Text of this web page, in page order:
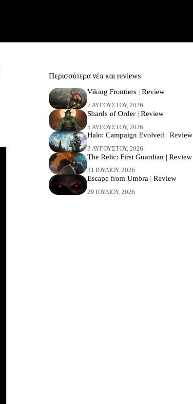
Περισσότερα νέα και reviews
Viking Frontiers | Review
7 ΑΥΓΟΎΣΤΟΥ, 2026
Shards of Order | Review
5 ΑΥΓΟΎΣΤΟΥ, 2026
Halo: Campaign Evolved | Review
3 ΑΥΓΟΎΣΤΟΥ, 2026
The Relic: First Guardian | Review
31 ΙΟΥΛΊΟΥ, 2026
Escape from Umbra | Review
29 ΙΟΥΛΊΟΥ, 2026